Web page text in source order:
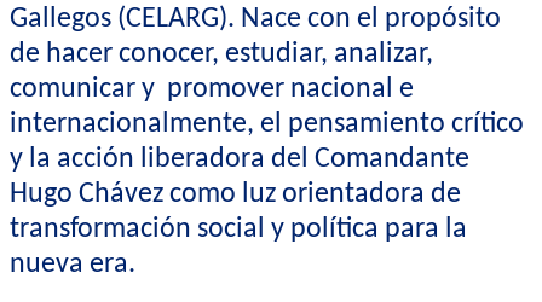
Gallegos (CELARG). Nace con el propósito
de hacer conocer, estudiar, analizar,
comunicar y promover nacional e
internacionalmente, el pensamiento crítico
y la acción liberadora del Comandante
Hugo Chávez como luz orientadora de
transformación social y política para la
nueva era.